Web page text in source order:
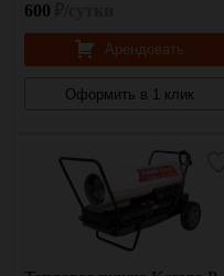
600
Арендовать
Оформить в 1 клик